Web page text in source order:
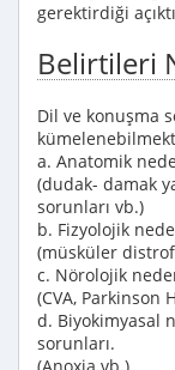
gerektirdiği
Belirtileri
Dil ve konuşma
a. Anatomik
(dudak- damak
sorunları vb.)
b. Fizyolojik
(müsküler
c. Nörolojik
(CVA, Parkinson
d. Biyokimyasal
sorunları.